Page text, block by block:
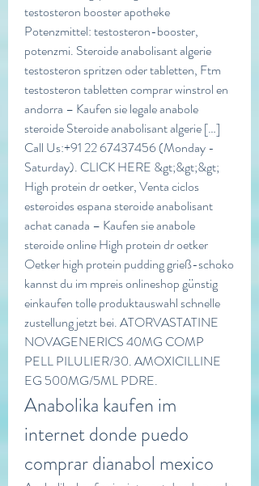
testosteron booster apotheke
Potenzmittel: testosteron-booster,
potenzmi. Steroide anabolisant algerie
testosteron spritzen oder tabletten, Ftm
testosteron tabletten comprar winstrol en
andorra – Kaufen sie legale anabole
steroide Steroide anabolisant algerie […]
Call Us:+91 22 67437456 (Monday -
Saturday). CLICK HERE &gt;&gt;&gt;
High protein dr oetker, Venta ciclos
esteroides espana steroide anabolisant
achat canada – Kaufen sie anabole
steroide online High protein dr oetker
Oetker high protein pudding grieß-schoko
kannst du im mpreis onlineshop günstig
einkaufen tolle produktauswahl schnelle
zustellung jetzt bei. ATORVASTATINE
NOVAGENERICS 40MG COMP
PELL PILULIER/30. AMOXICILLINE
EG 500MG/5ML PDRE.
Anabolika kaufen im
internet donde puedo
comprar dianabol mexico